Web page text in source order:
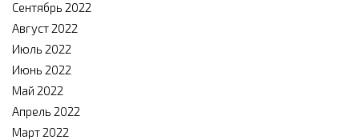
Сентябрь 2022
Август 2022
Июль 2022
Июнь 2022
Май 2022
Апрель 2022
Март 2022